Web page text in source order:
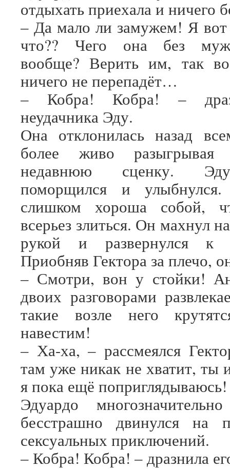
отдыхать приехала и ничего
– Да мало ли замужем! Я
что?? Чего она без
вообще? Верить им, так
ничего не перепадёт…
– Кобра! Кобра! –
неудачника Эду.
Она отклонилась назад
более живо
недавнюю сценку.
поморщился и
слишком хороша собой,
всерьез злиться. Он махнул
рукой и развернулся к
Приобняв Гектора за плечо,
– Смотри, вон у стойки!
двоих разговорами
такие возле него
навестим!
– Ха-ха, – рассмеялся
там уже никак не хватит, ты
я пока ещё поприглядываюсь!
Эдуардо
бесстрашно двинулся на
сексуальных приключений.
– Кобра! Кобра! – дразнила